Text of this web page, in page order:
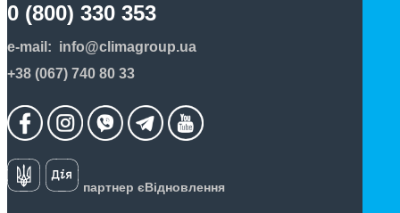
0 (800) 330 353
e-mail: info@climagroup.ua
+38 (067) 740 80 33
партнер єВідновлення